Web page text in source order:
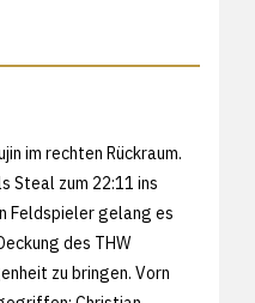
im rechten Rückraum.
Steal zum 22:11 ins
Feldspieler gelang es
des THW
zu bringen. Vorn